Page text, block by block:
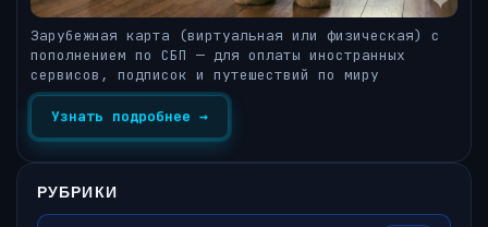
Зарубежная карта (виртуальная или физическая) с
пополнением по СБП — для оплаты иностранных
сервисов, подписок и путешествий по миру
Узнать подробнее →
РУБРИКИ